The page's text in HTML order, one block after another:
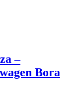
–
Bora